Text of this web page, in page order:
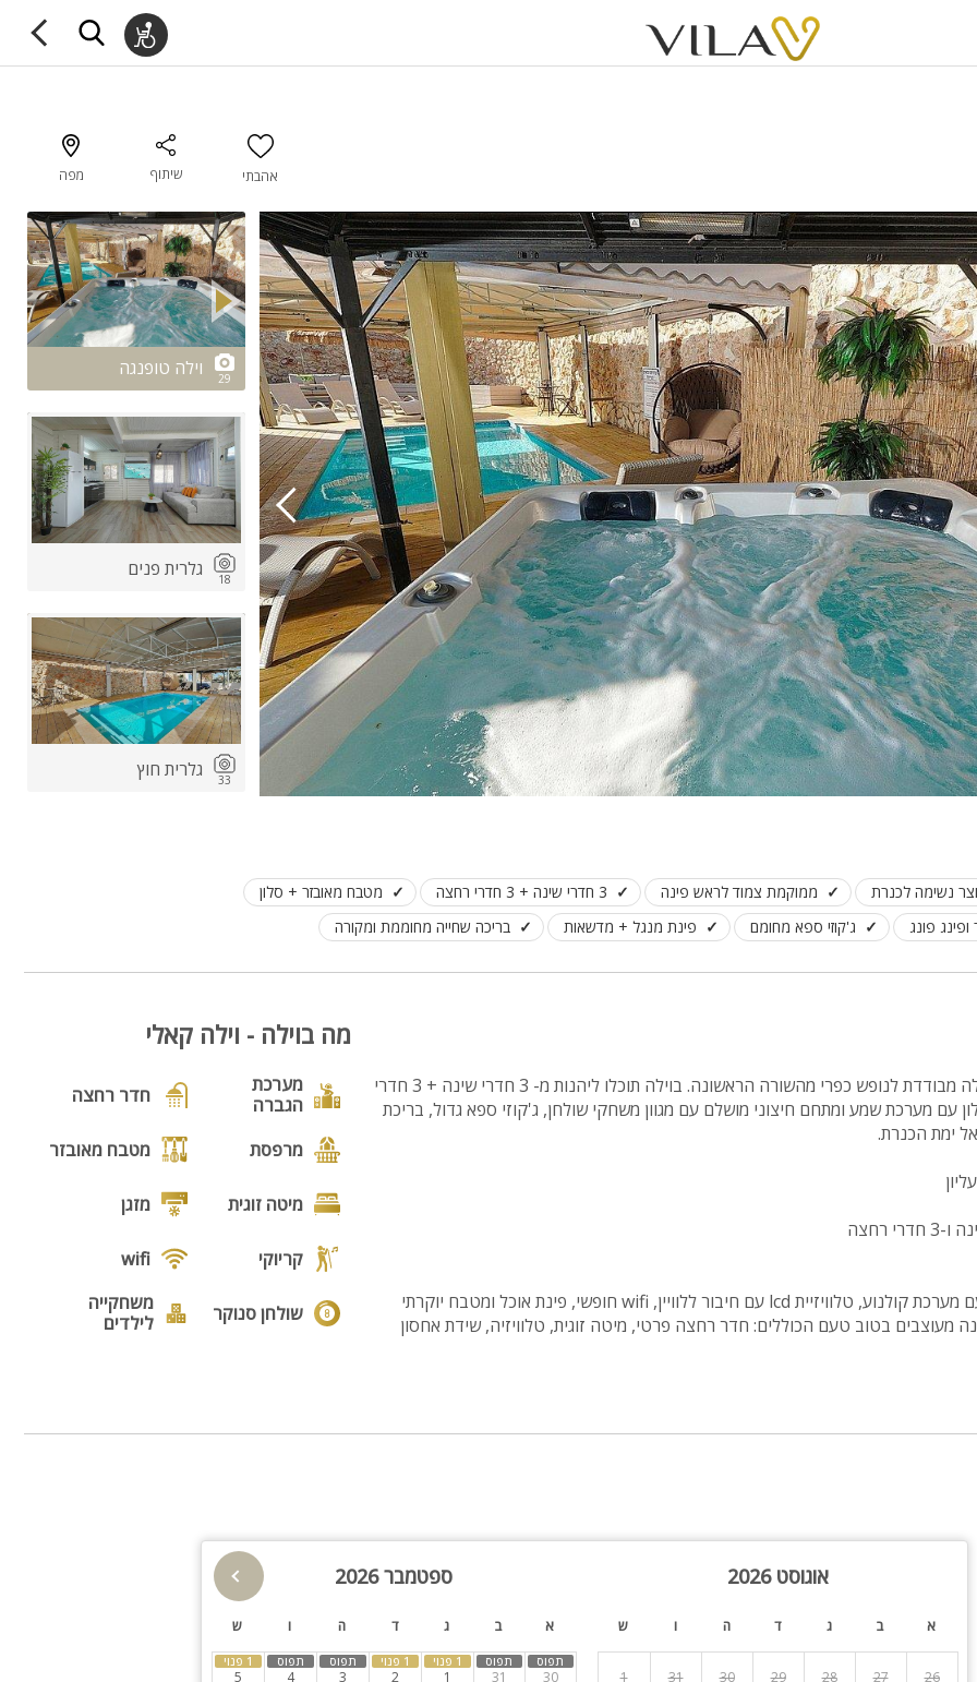
אהבתי שיתוף מפה
2/29
29 וילה טופנגה
18 גלרית פנים
33 גלרית חוץ
נשימה לכנרת ממוקמת צמוד לראש פינה 3 חדרי שינה + 3 חדרי רחצה
מטבח מאובזר + סלון
פונג
ג'קוזי ספא מחומם פינת מנגל + מדשאות בריכה שחייה מחוממת ומקורה
וילה קאלי בנוף כנרת, וילה מבודדת לנופש כפרי מהשורה הראשונה. בוילה תוכלו ליהנות מ- 3 חדרי שינה + 3 חדרי
עם מערכת שמע ומתחם חיצוני מושלם עם מגוון משחקי שולחן, ג'קוזי ספא גדול, בריכת
ימת הכנרת.
לוילה קאלי סלון יוקרתי עם מערכת קולנוע, טלוויזיית lcd עם חיבור ללוויין, wifi חופשי, פינת אוכל ומטבח יוקרתי
3 חדרי שינה מעוצבים בטוב טעם הכוללים: חדר רחצה פרטי, מיטה זוגית, טלוויזיה, שידת אחסון
זה הזמן לחייג לוילה קאלי.
מה בוילה - וילה קאלי
מערכת
הגברה
חדר רחצה
מרפסת מטבח מאובזר
מיטה זוגית מזגן
קריוקי wifi
שולחן סנוקר
משחקייה
לילדים
מחוממת
תאורת גן אוגוסט 2026
א ב ג ד ה ו ש
26
27
28
29
30
31
1
ספטמבר 2026
א ב ג ד ה ו ש
30
31
1
2
3
4
5